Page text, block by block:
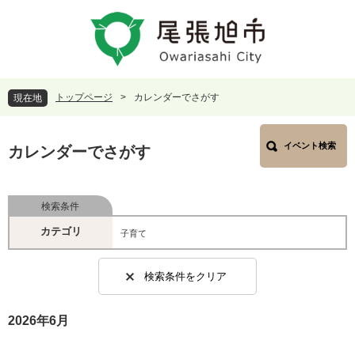
頭
で
飛
ば
本
現在地 トップページ > カレンダーでさがす
文
カレンダーでさがす イベント検索
検索条件
カテゴリ 子育て
検索条件をクリア
2026年6月